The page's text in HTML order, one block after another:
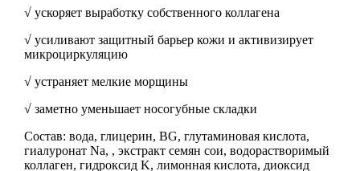
√ ускоряет выработку собственного коллагена
√ усиливают защитный барьер кожи и активизирует
микроциркуляцию
√ устраняет мелкие морщины
√ заметно уменьшает носогубные складки
Состав: вода, глицерин, BG, глутаминовая кислота,
гиалуронат Na, , экстракт семян сои, водорастворимый
коллаген, гидроксид K, лимонная кислота, диоксид